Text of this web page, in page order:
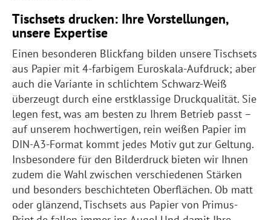
Tischsets drucken: Ihre Vorstellungen,
unsere Expertise
Einen besonderen Blickfang bilden unsere Tischsets
aus Papier mit 4-farbigem Euroskala-Aufdruck; aber
auch die Variante in schlichtem Schwarz-Weiß
überzeugt durch eine erstklassige Druckqualität. Sie
legen fest, was am besten zu Ihrem Betrieb passt –
auf unserem hochwertigen, rein weißen Papier im
DIN-A3-Format kommt jedes Motiv gut zur Geltung.
Insbesondere für den Bilderdruck bieten wir Ihnen
zudem die Wahl zwischen verschiedenen Stärken
und besonders beschichteten Oberflächen. Ob matt
oder glänzend, Tischsets aus Papier von Primus-